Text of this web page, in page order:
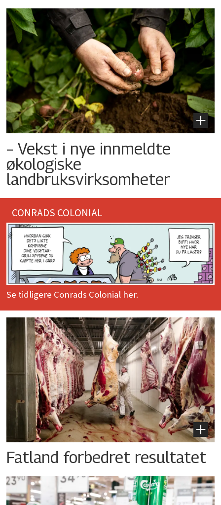
– Vekst i nye innmeldte
økologiske
landbruksvirksomheter
CONRADS COLONIAL
Se tidligere Conrads Colonial her.
Fatland forbedret resultatet